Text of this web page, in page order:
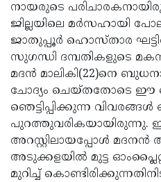
Observance
2025
Sunday
2025
Election
Updates
Bihar
Assembly
Polls
Kerala
Local
Body
Election
Look
Back
2025
നായരുടെ
ജില്ലയിലെ മര്‍സഹായി
ജാതുപ്പൂര്‍ ഹൊസ്താര
സുഗന്ധി ദമ്പതികളുടെ
മദന്‍ മാലികി(22)നെ
ചോദ്യം ചെയ്തതോടെ ഈ
ഞെട്ടിപ്പിക്കുന്ന വിവരങ്ങള്‍
പുറത്തുവരികയായിരുന്നു.
അറസ്റ്റിലായപ്പോള്‍ മദനന്‍
അടുക്കളയില്‍ മുട്ട
മുറിച്ച്